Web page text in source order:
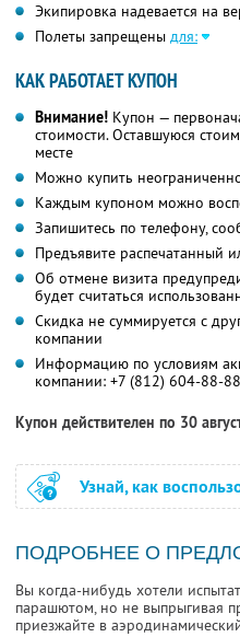
Экипировка надевается на
Полеты запрещены для:
КАК РАБОТАЕТ КУПОН
Внимание! Купон —
стоимости. Оставшуюся
месте
Можно купить
Каждым купоном можно
Запишитесь по телефону,
Предъявите распечатанный
Об отмене визита
будет считаться
Скидка не суммируется с
компании
Информацию по условиям
компании: +7 (812) 604-88-88
Купон действителен по 30
Узнай, как
ПОДРОБНЕЕ О
Вы когда-нибудь хотели
парашютом, но не выпрыгивая
приезжайте в